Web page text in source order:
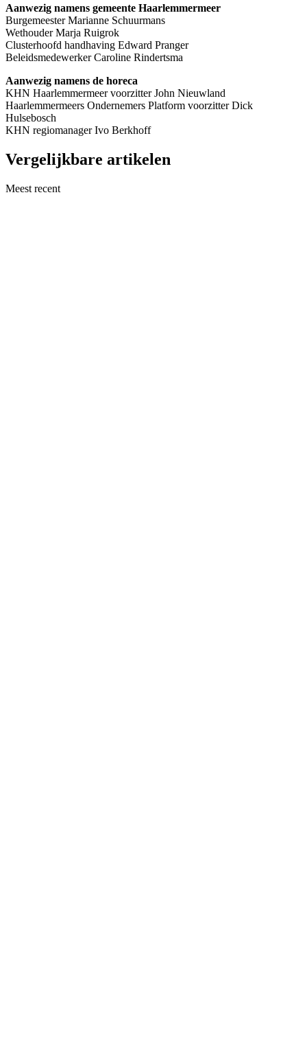
Aanwezig namens gemeente Haarlemmermeer
Burgemeester Marianne Schuurmans
Wethouder Marja Ruigrok
Clusterhoofd handhaving Edward Pranger
Beleidsmedewerker Caroline Rindertsma
Aanwezig namens de horeca
KHN Haarlemmermeer voorzitter John Nieuwland
Haarlemmermeers Ondernemers Platform voorzitter Dick
Hulsebosch
KHN regiomanager Ivo Berkhoff
Vergelijkbare artikelen
Meest recent